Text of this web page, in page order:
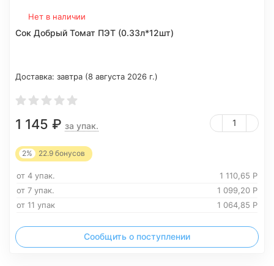
Нет в наличии
Сок Добрый Томат ПЭТ (0.33л*12шт)
Доставка: завтра (8 августа 2026 г.)
1 145 ₽ за упак.
2% 22.9 бонусов
от 4 упак. 1 110,65 Р
от 7 упак.
1 099,20 Р
от 11 упак
1 064,85 Р
Сообщить о поступлении